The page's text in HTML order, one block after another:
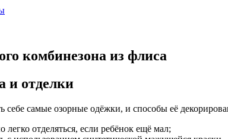
комбинезона из флиса
и отделки
себе самые озорные одёжки, и способы её
отделяться, если ребёнок ещё мал;